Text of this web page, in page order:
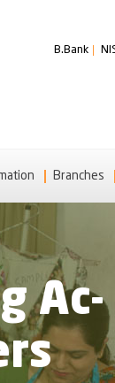
B.Bank
Branches
Ac-